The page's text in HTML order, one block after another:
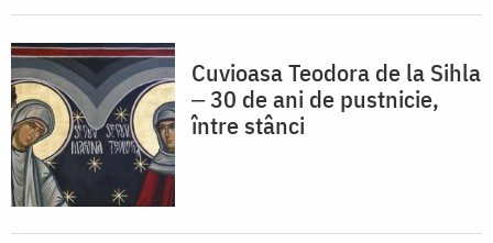
Cuvioasa Teodora de la Sihla
‒ 30 de ani de pustnicie,
între stânci